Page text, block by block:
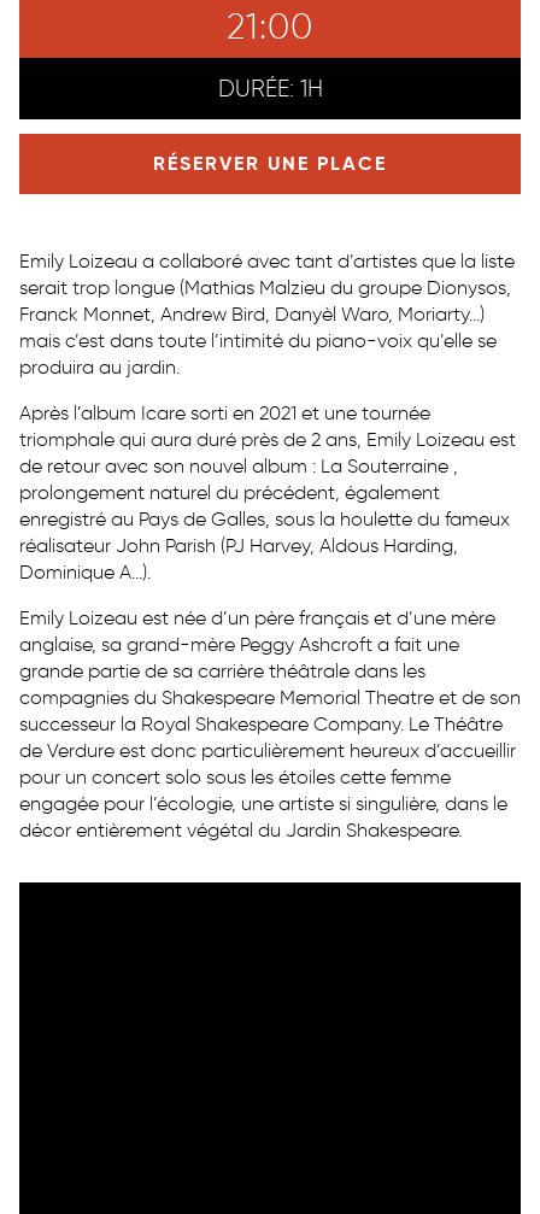
Emily Loizeau a collaboré avec tant d’artistes que la liste
serait trop longue (Mathias Malzieu du groupe Dionysos,
Franck Monnet, Andrew Bird, Danyèl Waro, Moriarty…)
mais c’est dans toute l’intimité du piano-voix qu’elle se
produira au jardin.
Après l’album Icare sorti en 2021 et une tournée
triomphale qui aura duré près de 2 ans, Emily Loizeau est
de retour avec son nouvel album : La Souterraine ,
prolongement naturel du précédent, également
enregistré au Pays de Galles, sous la houlette du fameux
réalisateur John Parish (PJ Harvey, Aldous Harding,
Dominique A…).
Emily Loizeau est née d’un père français et d’une mère
anglaise, sa grand-mère Peggy Ashcroft a fait une
grande partie de sa carrière théâtrale dans les
compagnies du Shakespeare Memorial Theatre et de son
successeur la Royal Shakespeare Company. Le Théâtre
de Verdure est donc particulièrement heureux d’accueillir
pour un concert solo sous les étoiles cette femme
engagée pour l’écologie, une artiste si singulière, dans le
décor entièrement végétal du Jardin Shakespeare.
21:00
DURÉE: 1H
RÉSERVER UNE PLACE